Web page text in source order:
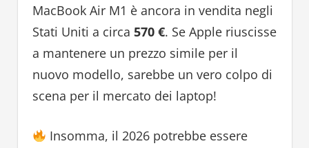
MacBook Air M1 è ancora in vendita negli
Stati Uniti a circa 570 €. Se Apple riuscisse
a mantenere un prezzo simile per il
nuovo modello, sarebbe un vero colpo di
scena per il mercato dei laptop!
Insomma, il 2026 potrebbe essere